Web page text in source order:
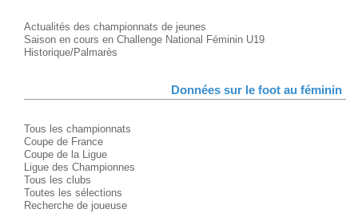
Actualités des championnats de jeunes
Saison en cours en Challenge National Féminin U19
Historique/Palmarès
Données sur le foot au féminin
Tous les championnats
Coupe de France
Coupe de la Ligue
Ligue des Championnes
Tous les clubs
Toutes les sélections
Recherche de joueuse